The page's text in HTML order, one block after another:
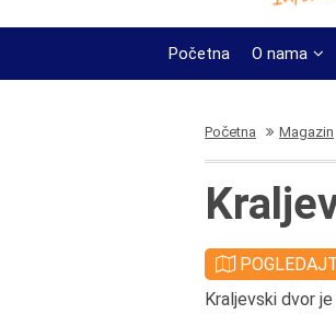
Početna O nama
Početna Magazin
Kraljevski dvor